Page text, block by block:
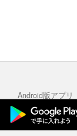
Android版アプリ